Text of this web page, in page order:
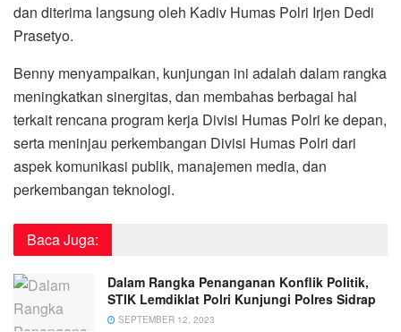
dan diterima langsung oleh Kadiv Humas Polri Irjen Dedi
Prasetyo.
Benny menyampaikan, kunjungan ini adalah dalam rangka
meningkatkan sinergitas, dan membahas berbagai hal
terkait rencana program kerja Divisi Humas Polri ke depan,
serta meninjau perkembangan Divisi Humas Polri dari
aspek komunikasi publik, manajemen media, dan
perkembangan teknologi.
Baca Juga:
Dalam Rangka Penanganan Konflik Politik,
STIK Lemdiklat Polri Kunjungi Polres Sidrap
SEPTEMBER 12, 2023